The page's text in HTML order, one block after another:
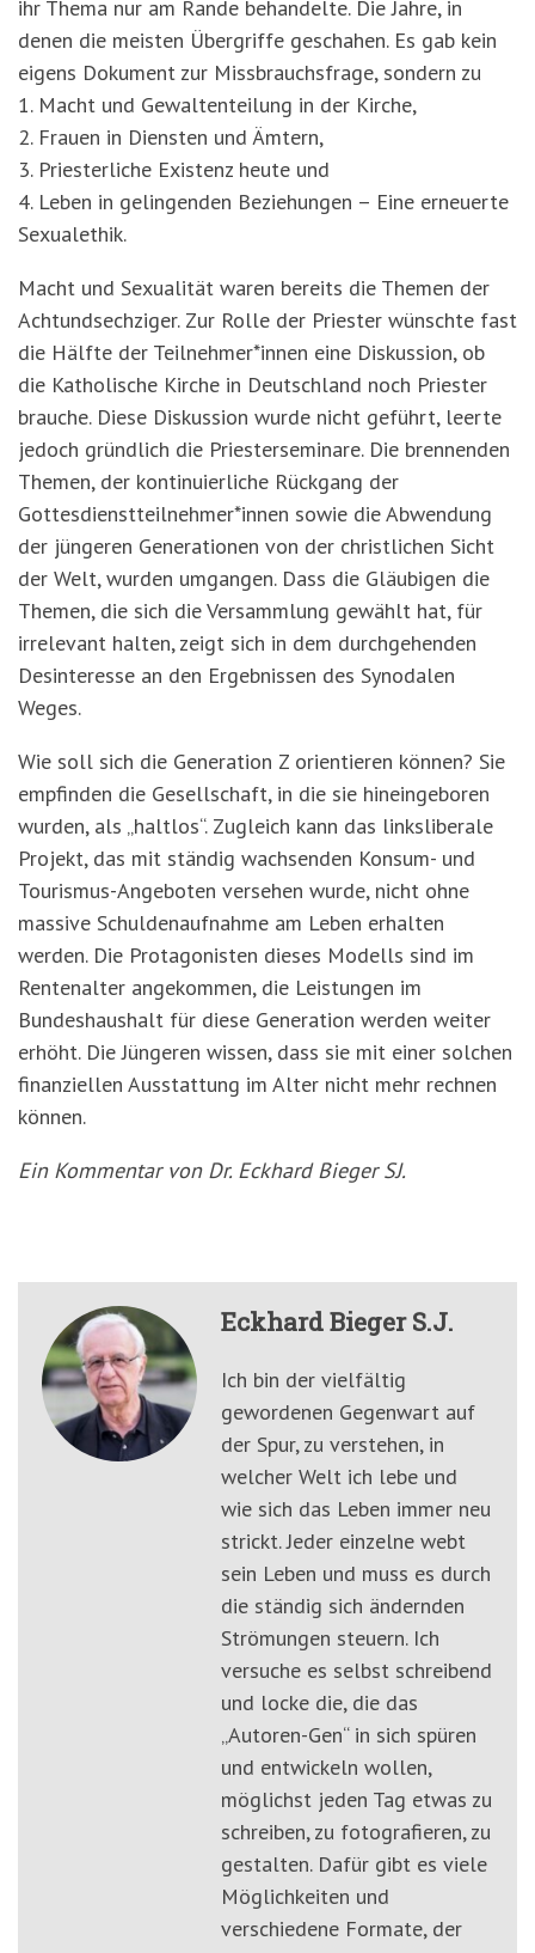
ihr Thema nur am Rande behandelte. Die Jahre, in
denen die meisten Übergriffe geschahen. Es gab kein
eigens Dokument zur Missbrauchsfrage, sondern zu
1. Macht und Gewaltenteilung in der Kirche,
2. Frauen in Diensten und Ämtern,
3. Priesterliche Existenz heute und
4. Leben in gelingenden Beziehungen – Eine erneuerte
Sexualethik.
Macht und Sexualität waren bereits die Themen der
Achtundsechziger. Zur Rolle der Priester wünschte fast
die Hälfte der Teilnehmer*innen eine Diskussion, ob
die Katholische Kirche in Deutschland noch Priester
brauche. Diese Diskussion wurde nicht geführt, leerte
jedoch gründlich die Priesterseminare. Die brennenden
Themen, der kontinuierliche Rückgang der
Gottesdienstteilnehmer*innen sowie die Abwendung
der jüngeren Generationen von der christlichen Sicht
der Welt, wurden umgangen. Dass die Gläubigen die
Themen, die sich die Versammlung gewählt hat, für
irrelevant halten, zeigt sich in dem durchgehenden
Desinteresse an den Ergebnissen des Synodalen
Weges.
Wie soll sich die Generation Z orientieren können? Sie
empfinden die Gesellschaft, in die sie hineingeboren
wurden, als „haltlos“. Zugleich kann das linksliberale
Projekt, das mit ständig wachsenden Konsum- und
Tourismus-Angeboten versehen wurde, nicht ohne
massive Schuldenaufnahme am Leben erhalten
werden. Die Protagonisten dieses Modells sind im
Rentenalter angekommen, die Leistungen im
Bundeshaushalt für diese Generation werden weiter
erhöht. Die Jüngeren wissen, dass sie mit einer solchen
finanziellen Ausstattung im Alter nicht mehr rechnen
können.
Ein Kommentar von Dr. Eckhard Bieger SJ.
Eckhard Bieger S.J.
Ich bin der vielfältig
gewordenen Gegenwart auf
der Spur, zu verstehen, in
welcher Welt ich lebe und
wie sich das Leben immer neu
strickt. Jeder einzelne webt
sein Leben und muss es durch
die ständig sich ändernden
Strömungen steuern. Ich
versuche es selbst schreibend
und locke die, die das
„Autoren-Gen“ in sich spüren
und entwickeln wollen,
möglichst jeden Tag etwas zu
schreiben, zu fotografieren, zu
gestalten. Dafür gibt es viele
Möglichkeiten und
verschiedene Formate, der